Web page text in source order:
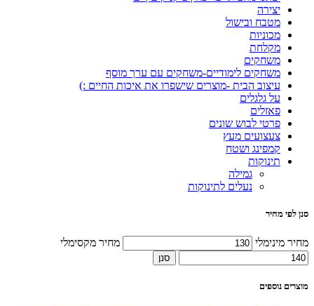
יצירה
מטבח ובישול
מכוניות
מקלחת
משחקים
משחקים לימודיים-משחקים עם ערך מוסף
עיצוב הבית -מוצרים שישפרו את איכות החיים :)
על גלגלים
פאזלים
פרטי לבוש שונים
צעצועים מעץ
קמפינג ושטח
תינוקות
גמילה
נעלים לתינוקות
סנן לפי מחיר
מחיר מינימלי מחיר מקסימלי
סנן
מוצרים נוספים